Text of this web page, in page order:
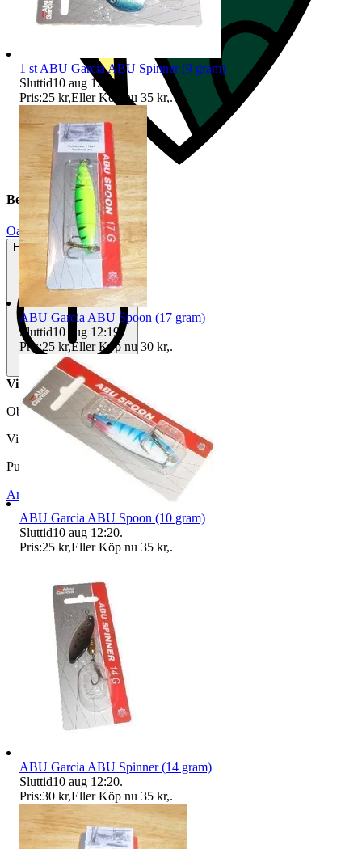
Beskrivning
Oanvänt
Helt ny och aldrig använd
Vikt: 6 gram, färg: Coppar Tiger.
Objektnr 731 405 337
Visningar
69
Publicerad
13 maj 12:54
Anmäl
1 st ABU Garcia ABU Spinner (9 gram)
Sluttid10 aug 12:18
Pris:25 kr,Eller Köp nu 35 kr,.
ABU Garcia ABU Spoon (17 gram)
Sluttid10 aug 12:19
Pris:25 kr,Eller Köp nu 30 kr,.
ABU Garcia ABU Spoon (10 gram)
Sluttid10 aug 12:20.
Pris:25 kr,Eller Köp nu 35 kr,.
ABU Garcia ABU Spinner (14 gram)
Sluttid10 aug 12:20.
Pris:30 kr,Eller Köp nu 35 kr,.